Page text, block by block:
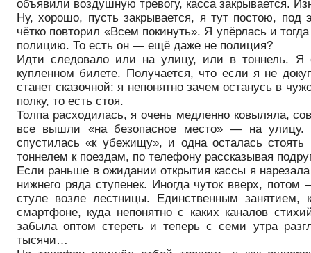
объявили воздушную тревогу, касса закрывается.
Ну, хорошо, пусть закрывается, я тут постою,
чётко повторил «Всем покинуть». Я упёрлась и
полицию. То есть он — ещё даже не полиция?
Идти следовало или на улицу, или в тоннель. Я
купленном билете. Получается, что если я не
станет сказочной: я непонятно зачем останусь в
полку, то есть стоя.
Толпа расходилась, я очень медленно ковыляла,
все вышли «на безопасное место» — на улицу.
спустилась «к убежищу», и одна осталась
тоннелем к поездам, по телефону рассказывая
Если раньше в ожидании открытия кассы я
нижнего ряда ступенек. Иногда чуток вверх,
стуле возле лестницы. Единственным
смартфоне, куда непонятно с каких каналов
забыла оптом стереть и теперь с семи утра
тысячи…